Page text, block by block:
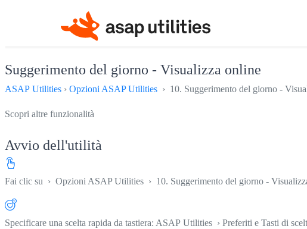
Suggerimento del giorno - Visualizza online
ASAP Utilities › Opzioni ASAP Utilities › 10. Suggerimento del giorno -
Scopri altre funzionalità
Avvio dell'utilità
Fai clic su › Opzioni ASAP Utilities › 10. Suggerimento del giorno -
Specificare una scelta rapida da tastiera: ASAP Utilities › Preferiti e Tasti di